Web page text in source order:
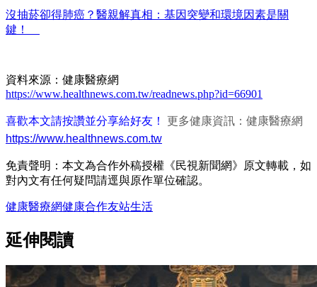
沒抽菸卻得肺癌？醫親解真相：基因突變和環境因素是關
鍵！
資料來源：健康醫療網
https://www.healthnews.com.tw/readnews.php?id=66901
喜歡本文請按讚並分享給好友！
更多健康資訊：健康醫療網
https://www.healthnews.com.tw
免責聲明：本文為合作外稿授權《民視新聞網》原文轉載，如
對內文有任何疑問請逕與原作單位確認。
健康醫療網健康合作友站生活
延伸閱讀